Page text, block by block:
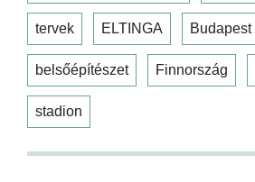
tervek ELTINGA Budapest
belsőépítészet Finnország
stadion